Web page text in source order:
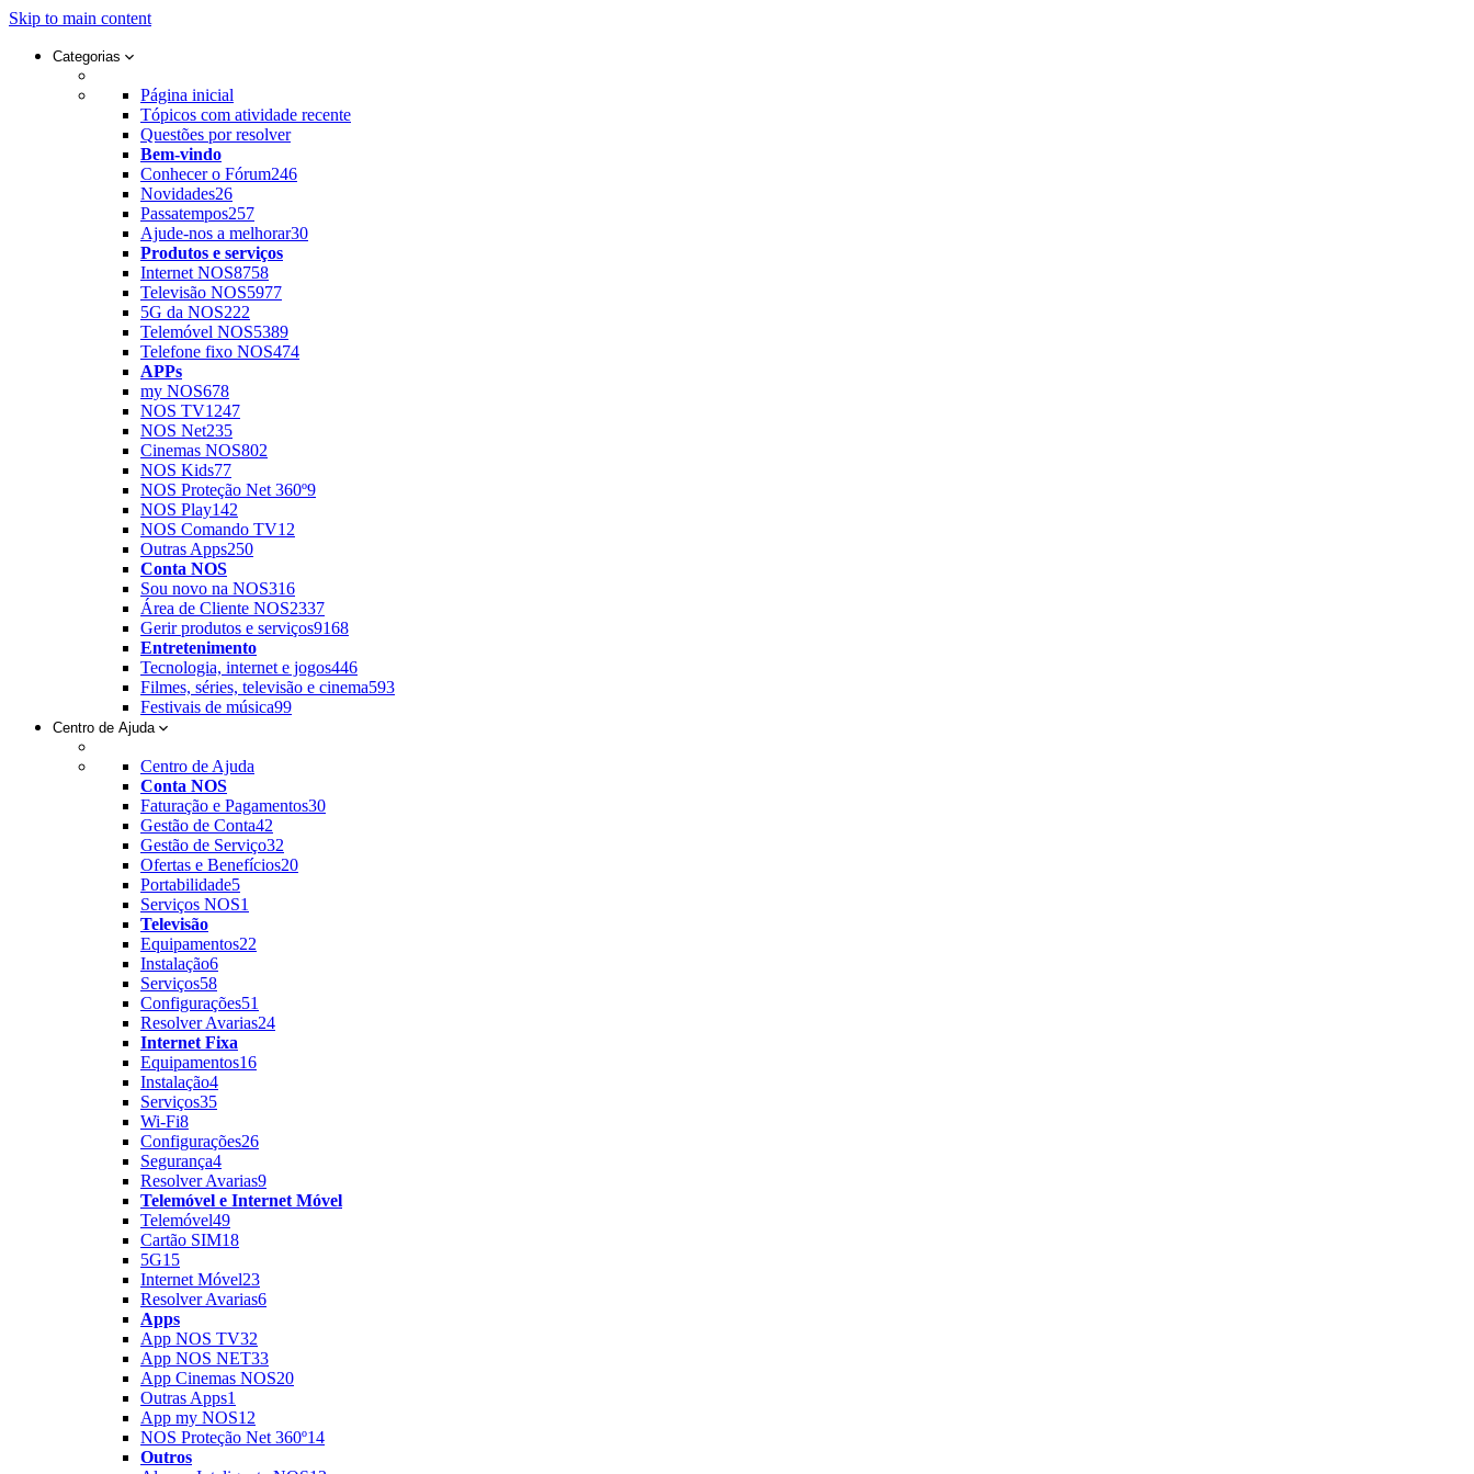
Skip to main content
Categorias
Página inicial
Tópicos com atividade recente
Questões por resolver
Bem-vindo
Conhecer o Fórum246
Novidades26
Passatempos257
Ajude-nos a melhorar30
Produtos e serviços
Internet NOS8758
Televisão NOS5977
5G da NOS222
Telemóvel NOS5389
Telefone fixo NOS474
APPs
my NOS678
NOS TV1247
NOS Net235
Cinemas NOS802
NOS Kids77
NOS Proteção Net 360º9
NOS Play142
NOS Comando TV12
Outras Apps250
Conta NOS
Sou novo na NOS316
Área de Cliente NOS2337
Gerir produtos e serviços9168
Entretenimento
Tecnologia, internet e jogos446
Filmes, séries, televisão e cinema593
Festivais de música99
Centro de Ajuda
Centro de Ajuda
Conta NOS
Faturação e Pagamentos30
Gestão de Conta42
Gestão de Serviço32
Ofertas e Benefícios20
Portabilidade5
Serviços NOS1
Televisão
Equipamentos22
Instalação6
Serviços58
Configurações51
Resolver Avarias24
Internet Fixa
Equipamentos16
Instalação4
Serviços35
Wi-Fi8
Configurações26
Segurança4
Resolver Avarias9
Telemóvel e Internet Móvel
Telemóvel49
Cartão SIM18
5G15
Internet Móvel23
Resolver Avarias6
Apps
App NOS TV32
App NOS NET33
App Cinemas NOS20
Outras Apps1
App my NOS12
NOS Proteção Net 360º14
Outros